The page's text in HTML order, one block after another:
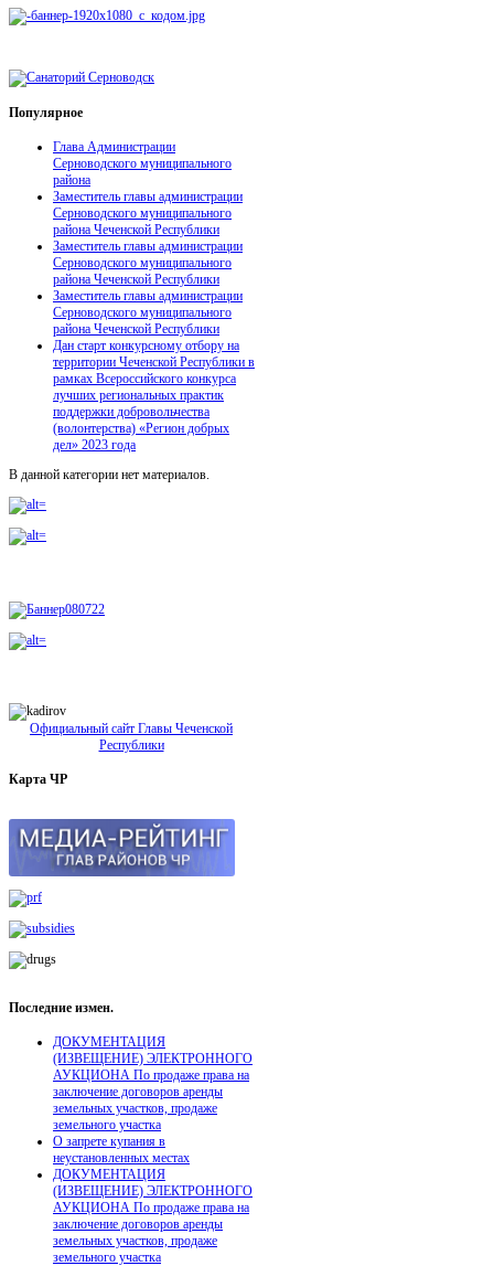
Популярное
Глава Администрации
Серноводского муниципального
района
Заместитель главы администрации
Серноводского муниципального
района Чеченской Республики
Заместитель главы администрации
Серноводского муниципального
района Чеченской Республики
Заместитель главы администрации
Серноводского муниципального
района Чеченской Республики
Дан старт конкурсному отбору на
территории Чеченской Республики в
рамках Всероссийского конкурса
лучших региональных практик
поддержки добровольчества
(волонтерства) «Регион добрых
дел» 2023 года
В данной категории нет материалов.
Официальный сайт Главы Чеченской
Республики
Карта ЧР
Последние измен.
ДОКУМЕНТАЦИЯ
(ИЗВЕЩЕНИЕ) ЭЛЕКТРОННОГО
АУКЦИОНА По продаже права на
заключение договоров аренды
земельных участков, продаже
земельного участка
О запрете купания в
неустановленных местах
ДОКУМЕНТАЦИЯ
(ИЗВЕЩЕНИЕ) ЭЛЕКТРОННОГО
АУКЦИОНА По продаже права на
заключение договоров аренды
земельных участков, продаже
земельного участка